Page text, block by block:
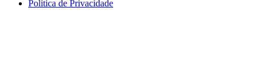
Politica de Privacidade